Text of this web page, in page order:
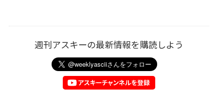
週刊アスキーの最新情報を購読しよう